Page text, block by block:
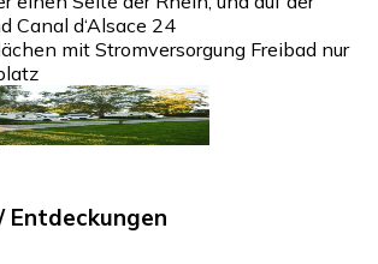
Canal d‘Alsace 24
mit Stromversorgung Freibad nur
Entdeckungen